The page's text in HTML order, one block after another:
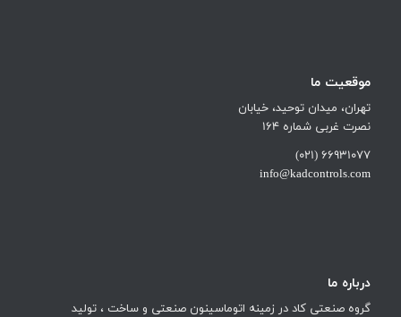
موقعیت ما
تهران، میدان توحید، خیابان
نصرت غربی شماره 164
66931077 (021)
info@kadcontrols.com
درباره ما
گروه صنعتی کاد در زمینه اتوماسینون صنعتی و ساخت ، تولید